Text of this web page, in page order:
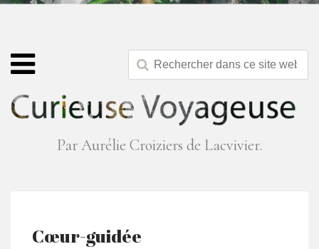
Par Aurélie Croiziers de Lacvivier.
Cœur-guidée